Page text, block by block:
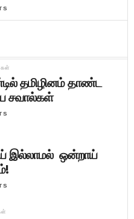
தமிழினம் தாண்ட
சவால்கள்
இல்லாமல் ஒன்றாய்